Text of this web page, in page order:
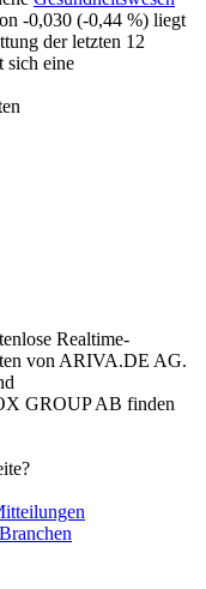
-0,030 (-0,44 %) liegt
der letzten 12
sich eine
Realtime-
von ARIVA.DE AG.
GROUP AB finden
Branchen